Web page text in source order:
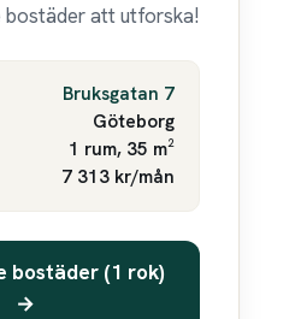
bostäder att utforska!
Bruksgatan 7
Göteborg
1 rum, 35 m²
7 313 kr/mån
bostäder (1 rok)
→